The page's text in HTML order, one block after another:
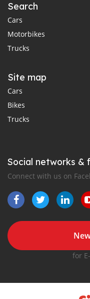
Search
Cars
Motorbikes
Trucks
Site map
Cars
Bikes
Trucks
Social networks &
Connect with us on
for